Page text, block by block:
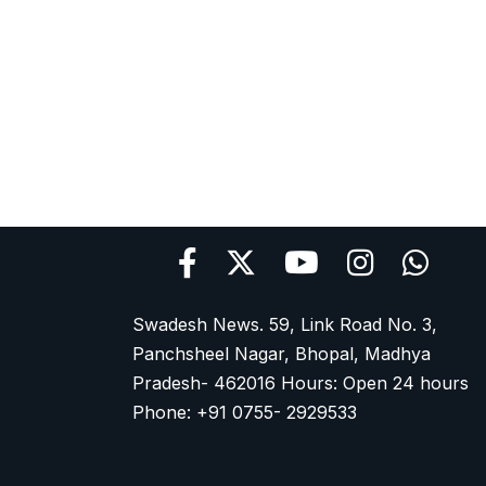
Swadesh News. 59, Link Road No. 3,
Panchsheel Nagar, Bhopal, Madhya
Pradesh- 462016 Hours: Open 24 hours
Phone: +91 0755- 2929533